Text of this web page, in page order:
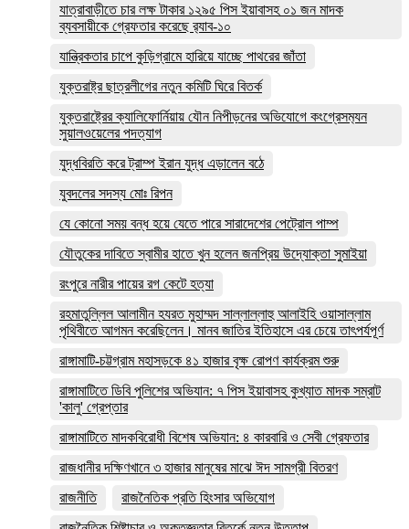
যাত্রাবাড়ীতে চার লক্ষ টাকার ১২৯৫ পিস ইয়াবাসহ ০১ জন মাদক
ব্যবসায়ীকে গ্রেফতার করেছে র‌্যাব-১০
যান্ত্রিকতার চাপে কুড়িগ্রামে হারিয়ে যাচ্ছে পাথরের জাঁতা
যুক্তরাষ্ট্র ছাত্রলীগের নতুন কমিটি ঘিরে বিতর্ক
যুক্তরাষ্ট্রের ক্যালিফোর্নিয়ায় যৌন নিপীড়নের অভিযোগে কংগ্রেসম‍্যন
সুয়ালওয়েলের পদত্যাগ
যুদ্ধবিরতি করে ট্রাম্প ইরান যুদ্ধ এড়ালেন বঠে
যুবদলের সদস্য মোঃ রিপন
যে কোনো সময় বন্ধ হয়ে যেতে পারে সারাদেশের পেট্রোল পাম্প
যৌতুকের দাবিতে স্বামীর হাতে খুন হলেন জনপ্রিয় উদ্যোক্তা সুমাইয়া
রংপুরে নারীর পায়ের রগ কেটে হত্যা
রহমাতুল্লিল আলামীন হযরত মুহাম্মদ সাল্লাল্লাহু আলাইহি ওয়াসাল্লাম
পৃথিবীতে আগমন করেছিলেন। মানব জাতির ইতিহাসে এর চেয়ে তাৎপর্যপূর্ণ
রাঙ্গামাটি-চট্টগ্রাম মহাসড়কে ৪১ হাজার বৃক্ষ রোপণ কার্যক্রম শুরু
রাঙ্গামাটিতে ডিবি পুলিশের অভিযান: ৭ পিস ইয়াবাসহ কুখ্যাত মাদক সম্রাট
'কালু' গ্রেপ্তার
রাঙ্গামাটিতে মাদকবিরোধী বিশেষ অভিযান: ৪ কারবারি ও সেবী গ্রেফতার
রাজধানীর দক্ষিণখানে ৩ হাজার মানুষের মাঝে ঈদ সামগ্রী বিতরণ
রাজনীতি
রাজনৈতিক প্রতি হিংসার অভিযোগ